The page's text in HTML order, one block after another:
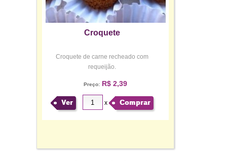
Croquete
Croquete de carne recheado com
requeijão.
Preço:R$ 2,39
Ver x Comprar